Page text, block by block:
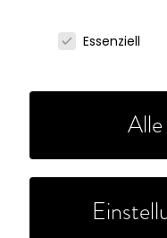
auf das
Symptom
nicht auf
Wir verwenden Cookies
Essenziell